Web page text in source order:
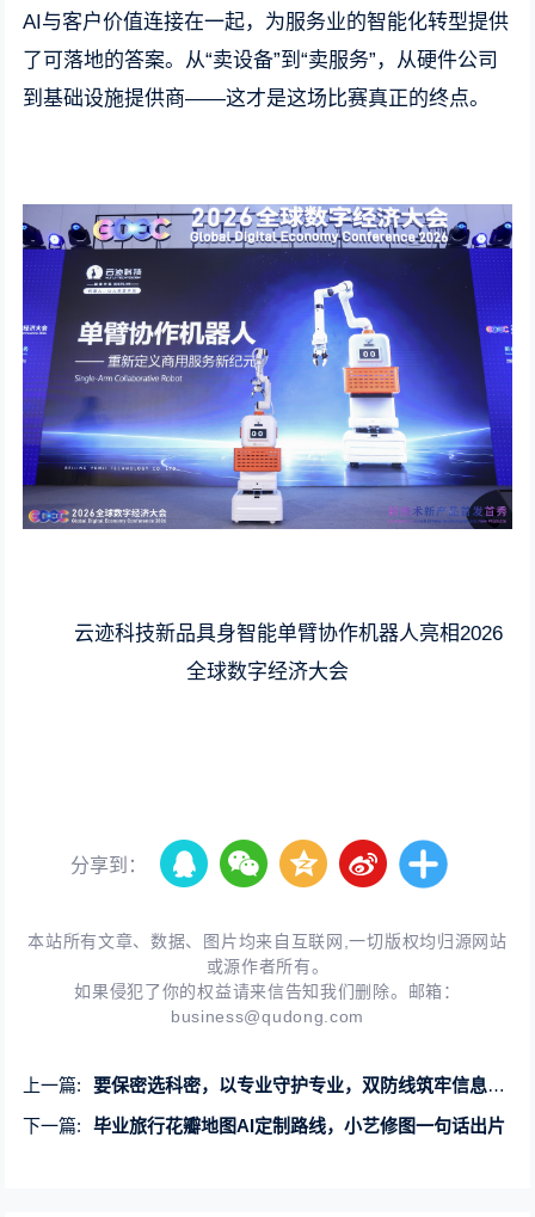
AI与客户价值连接在一起，为服务业的智能化转型提供
了可落地的答案。从“卖设备”到“卖服务”，从硬件公司
到基础设施提供商——这才是这场比赛真正的终点。
云迹科技新品具身智能单臂协作机器人亮相2026
全球数字经济大会
分享到：
本站所有文章、数据、图片均来自互联网,一切版权均归源网站
或源作者所有。
如果侵犯了你的权益请来信告知我们删除。邮箱：
business@qudong.com
上一篇:
要保密选科密，以专业守护专业，双防线筑牢信息安全
下一篇:
毕业旅行花瓣地图AI定制路线，小艺修图一句话出片